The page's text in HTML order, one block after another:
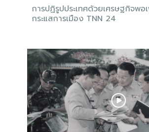
การปฏิรูปประเทศด้วยเศรษฐกิจพ
กระแสการเมือง TNN 24